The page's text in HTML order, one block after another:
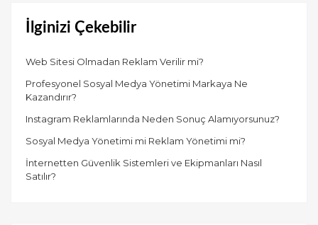
İlginizi Çekebilir
Web Sitesi Olmadan Reklam Verilir mi?
Profesyonel Sosyal Medya Yönetimi Markaya Ne
Kazandırır?
Instagram Reklamlarında Neden Sonuç Alamıyorsunuz?
Sosyal Medya Yönetimi mi Reklam Yönetimi mi?
İnternetten Güvenlik Sistemleri ve Ekipmanları Nasıl
Satılır?